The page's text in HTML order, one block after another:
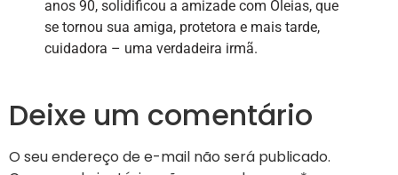
anos 90, solidificou a amizade com Oleias, que
se tornou sua amiga, protetora e mais tarde,
cuidadora – uma verdadeira irmã.
Deixe um comentário
O seu endereço de e-mail não será publicado.